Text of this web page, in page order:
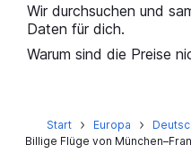
Wir durchsuchen und
Daten für dich.
Warum sind die Preise
Start Europa
Billige Flüge von